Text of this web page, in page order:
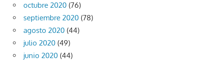
octubre 2020 (76)
septiembre 2020 (78)
agosto 2020 (44)
julio 2020 (49)
junio 2020 (44)